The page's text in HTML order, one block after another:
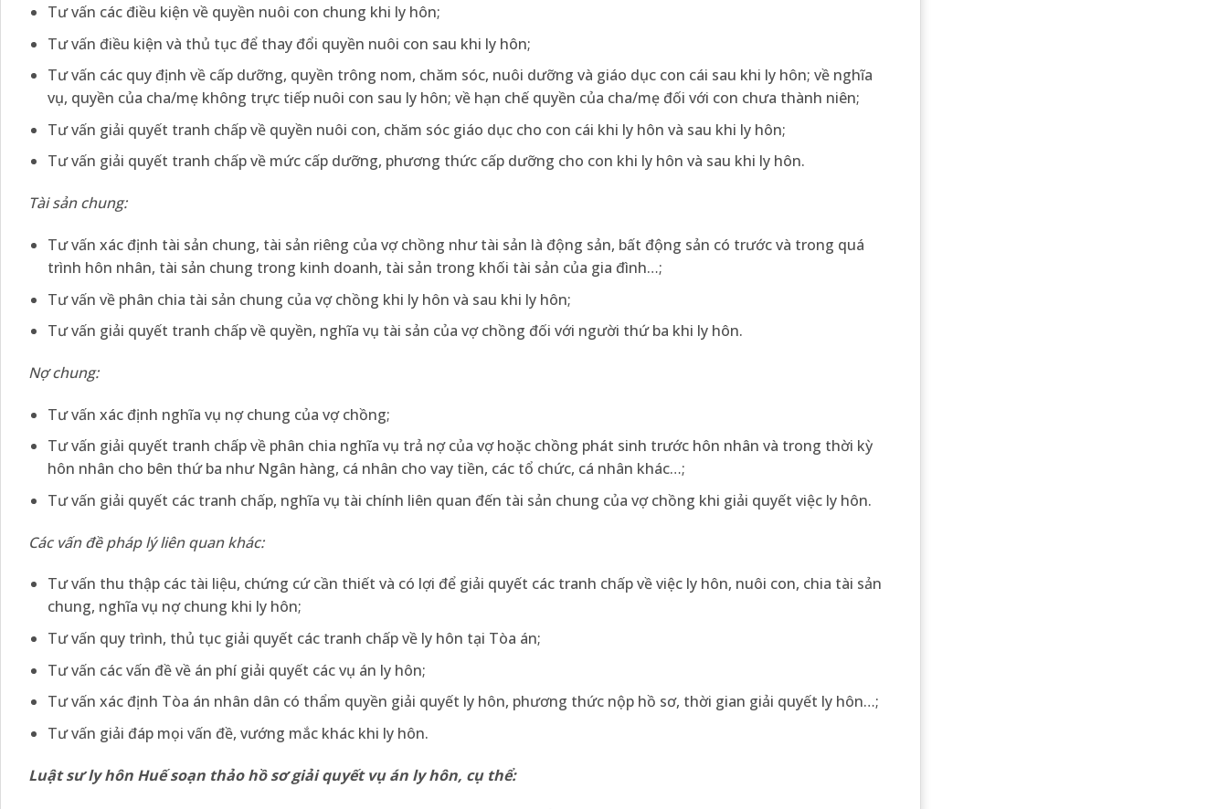
Tư vấn các điều kiện về quyền nuôi con chung khi ly hôn;
Tư vấn điều kiện và thủ tục để thay đổi quyền nuôi con sau khi ly hôn;
Tư vấn các quy định về cấp dưỡng, quyền trông nom, chăm sóc, nuôi dưỡng và giáo dục con cái sau khi ly hôn; về nghĩa
vụ, quyền của cha/mẹ không trực tiếp nuôi con sau ly hôn; về hạn chế quyền của cha/mẹ đối với con chưa thành niên;
Tư vấn giải quyết tranh chấp về quyền nuôi con, chăm sóc giáo dục cho con cái khi ly hôn và sau khi ly hôn;
Tư vấn giải quyết tranh chấp về mức cấp dưỡng, phương thức cấp dưỡng cho con khi ly hôn và sau khi ly hôn.
Tài sản chung:
Tư vấn xác định tài sản chung, tài sản riêng của vợ chồng như tài sản là động sản, bất động sản có trước và trong quá
trình hôn nhân, tài sản chung trong kinh doanh, tài sản trong khối tài sản của gia đình…;
Tư vấn về phân chia tài sản chung của vợ chồng khi ly hôn và sau khi ly hôn;
Tư vấn giải quyết tranh chấp về quyền, nghĩa vụ tài sản của vợ chồng đối với người thứ ba khi ly hôn.
Nợ chung:
Tư vấn xác định nghĩa vụ nợ chung của vợ chồng;
Tư vấn giải quyết tranh chấp về phân chia nghĩa vụ trả nợ của vợ hoặc chồng phát sinh trước hôn nhân và trong thời kỳ
hôn nhân cho bên thứ ba như Ngân hàng, cá nhân cho vay tiền, các tổ chức, cá nhân khác…;
Tư vấn giải quyết các tranh chấp, nghĩa vụ tài chính liên quan đến tài sản chung của vợ chồng khi giải quyết việc ly hôn.
Các vấn đề pháp lý liên quan khác:
Tư vấn thu thập các tài liệu, chứng cứ cần thiết và có lợi để giải quyết các tranh chấp về việc ly hôn, nuôi con, chia tài sản
chung, nghĩa vụ nợ chung khi ly hôn;
Tư vấn quy trình, thủ tục giải quyết các tranh chấp về ly hôn tại Tòa án;
Tư vấn các vấn đề về án phí giải quyết các vụ án ly hôn;
Tư vấn xác định Tòa án nhân dân có thẩm quyền giải quyết ly hôn, phương thức nộp hồ sơ, thời gian giải quyết ly hôn…;
Tư vấn giải đáp mọi vấn đề, vướng mắc khác khi ly hôn.
Luật sư ly hôn Huế soạn thảo hồ sơ giải quyết vụ án ly hôn, cụ thể: